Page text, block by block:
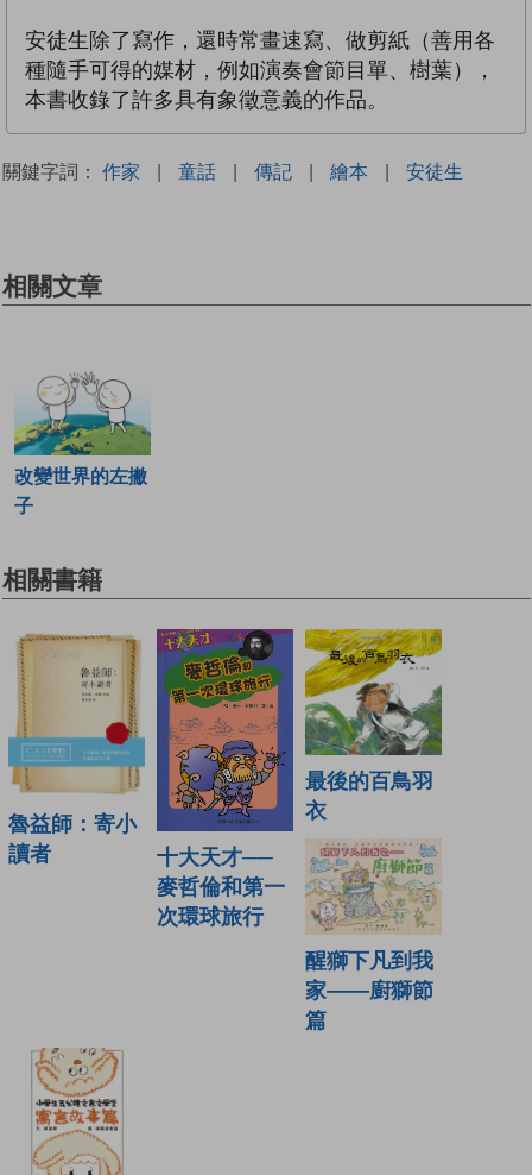
安徒生除了寫作，還時常畫速寫、做剪紙（善用各
種隨手可得的媒材，例如演奏會節目單、樹葉），
本書收錄了許多具有象徵意義的作品。
關鍵字詞： 作家 | 童話 | 傳記 | 繪本 | 安徒生
相關文章
改變世界的左撇
子
相關書籍
魯益師：寄小
讀者
十大天才──
麥哲倫和第一
次環球旅行
最後的百鳥羽
衣
醒獅下凡到我
家——廚獅節
篇